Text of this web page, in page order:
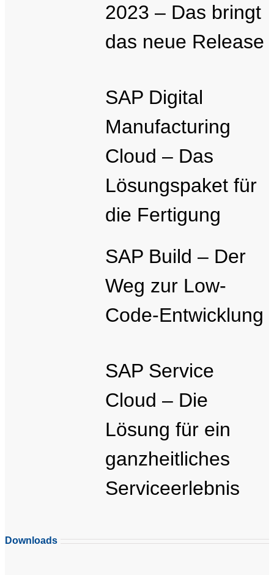
2023 – Das bringt
das neue Release
SAP Digital
Manufacturing
Cloud – Das
Lösungspaket für
die Fertigung
SAP Build – Der
Weg zur Low-
Code-Entwicklung
SAP Service
Cloud – Die
Lösung für ein
ganzheitliches
Serviceerlebnis
Downloads